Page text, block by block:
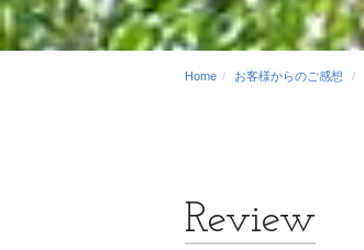
Home お客様からのご感想